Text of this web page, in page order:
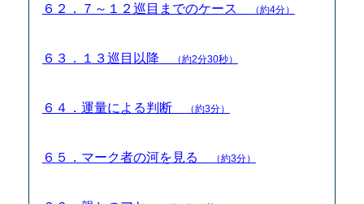
６２．７～１２巡目までのケース （約4分）
６３．１３巡目以降 （約2分30秒）
６４．運量による判断 （約3分）
６５．マーク者の河を見る （約3分）